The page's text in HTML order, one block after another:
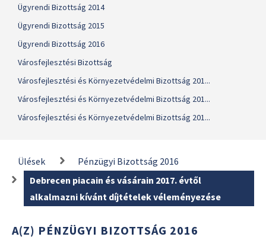
Ügyrendi Bizottság 2014
Ügyrendi Bizottság 2015
Ügyrendi Bizottság 2016
Városfejlesztési Bizottság
Városfejlesztési és Környezetvédelmi Bizottság 201...
Városfejlesztési és Környezetvédelmi Bizottság 201...
Városfejlesztési és Környezetvédelmi Bizottság 201...
Ülések
Pénzügyi Bizottság 2016
Debrecen piacain és vásárain 2017. évtől
alkalmazni kívánt díjtételek véleményezése
A(Z) PÉNZÜGYI BIZOTTSÁG 2016